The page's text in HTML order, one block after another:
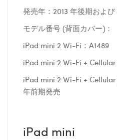
発売年：2013 年後期およ
モデル番号 (背面カバー)：
iPad mini 2 Wi-Fi：A1489
iPad mini 2 Wi-Fi + Cellular
iPad mini 2 Wi-Fi + Cellular
年前期発売
iPad mini